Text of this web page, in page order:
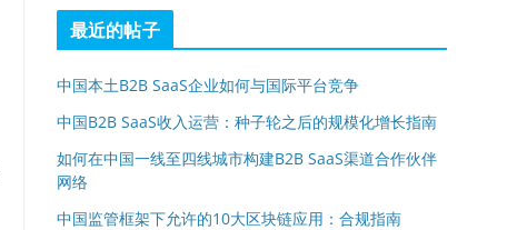
最近的帖子
中国本土B2B SaaS企业如何与国际平台竞争
中国B2B SaaS收入运营：种子轮之后的规模化增长指南
如何在中国一线至四线城市构建B2B SaaS渠道合作伙伴
网络
中国监管框架下允许的10大区块链应用：合规指南